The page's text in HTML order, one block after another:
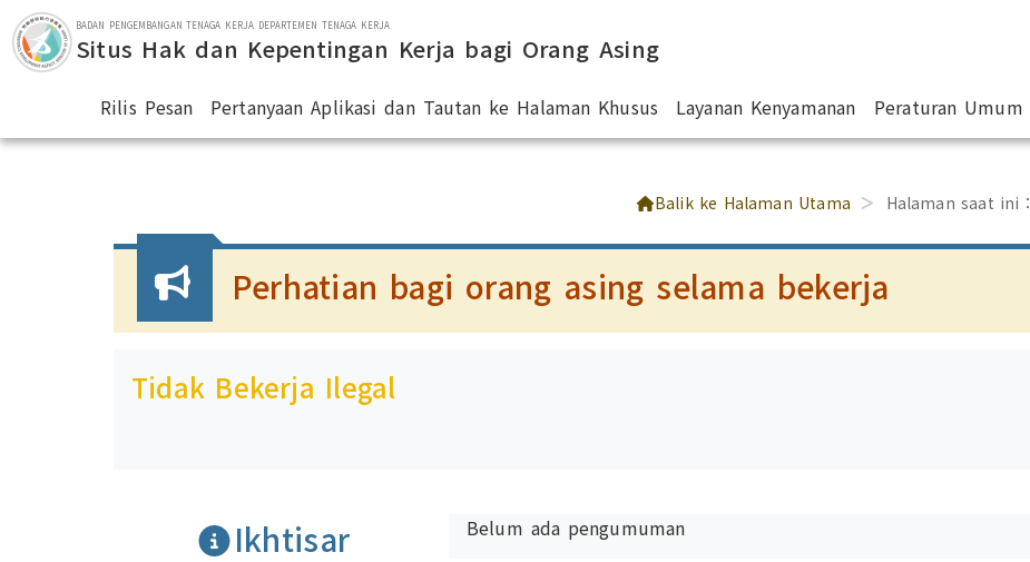
Lompat ke bagian utama
BADAN PENGEMBANGAN TENAGA KERJA DEPARTEMEN TENAGA KERJA
Situs Hak dan Kepentingan Kerja bagi Orang Asing
Rilis Pesan
Pertanyaan Aplikasi dan Tautan ke Halaman Khusus Layanan Kenyamanan Peraturan Umum
Balik ke Halaman Utama Halaman saat ini：
Perhatian bagi orang asing selama bekerja
Tidak Bekerja Ilegal
Ikhtisar
Belum ada pengumuman